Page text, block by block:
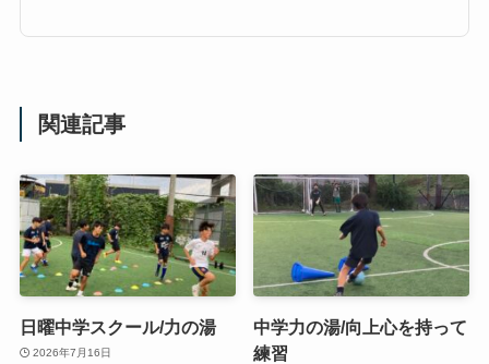
関連記事
日曜中学スクール/力の湯
2026年7月16日
中学力の湯/向上心を持って
練習